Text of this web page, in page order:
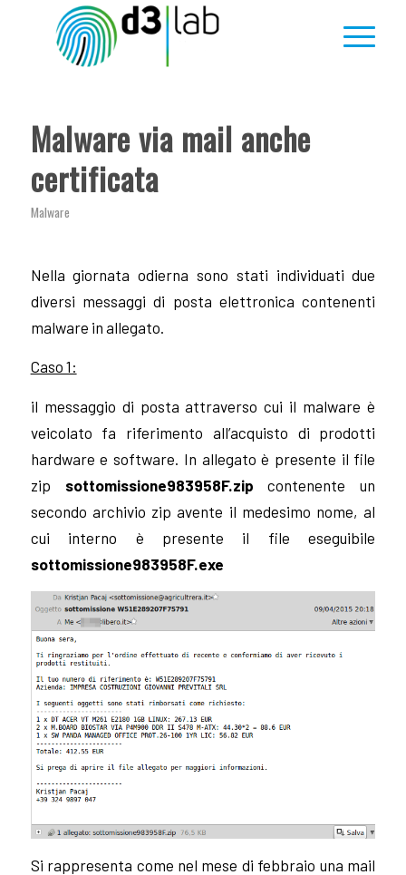
Malware via mail anche
certificata
Malware
Nella giornata odierna sono stati individuati due
diversi messaggi di posta elettronica contenenti
malware in allegato.
Caso 1:
il messaggio di posta attraverso cui il malware è
veicolato fa riferimento all’acquisto di prodotti
hardware e software. In allegato è presente il file
zip sottomissione983958F.zip contenente un
secondo archivio zip avente il medesimo nome, al
cui interno è presente il file eseguibile
sottomissione983958F.exe
Si rappresenta come nel mese di febbraio una mail